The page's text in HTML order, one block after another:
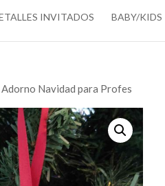
INVITADOS BABY/KIDS
Navidad para Profes